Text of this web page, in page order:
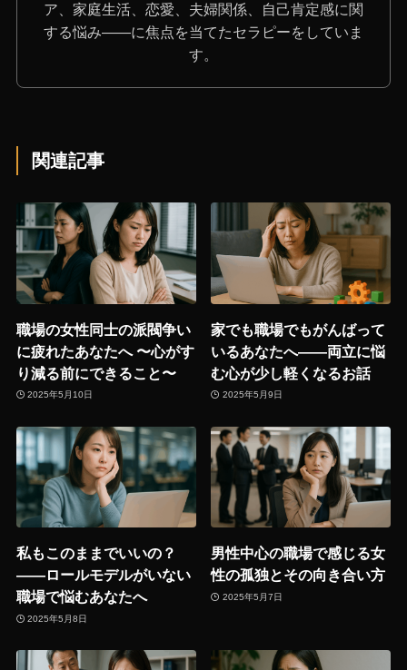
ア、家庭生活、恋愛、夫婦関係、自己肯定感に関
する悩み――に焦点を当てたセラピーをしていま
す。
関連記事
職場の女性同士の派閥争い
に疲れたあなたへ 〜心がす
り減る前にできること〜
2025年5月10日
家でも職場でもがんばって
いるあなたへ――両立に悩
む心が少し軽くなるお話
2025年5月9日
私もこのままでいいの？
――ロールモデルがいない
職場で悩むあなたへ
2025年5月8日
男性中心の職場で感じる女
性の孤独とその向き合い方
2025年5月7日